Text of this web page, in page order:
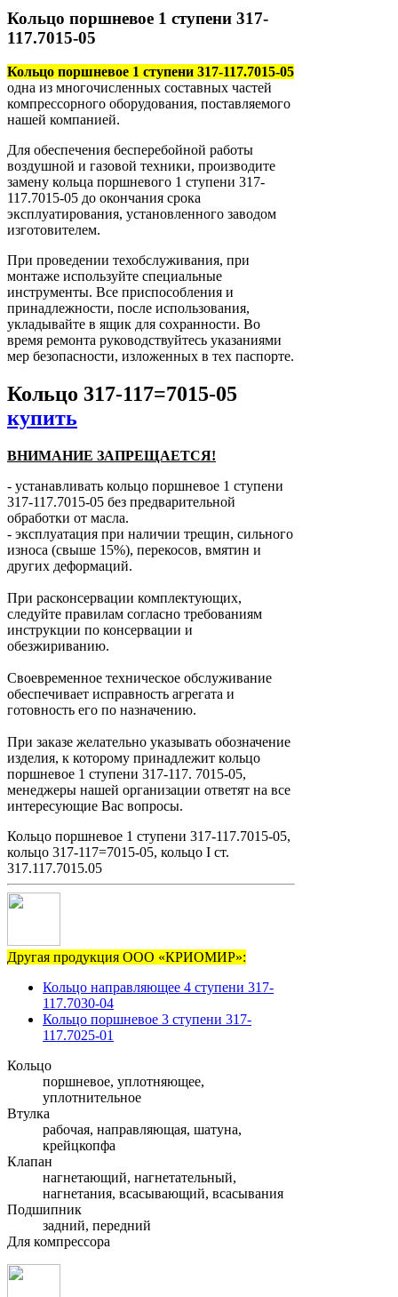
Кольцо поршневое 1 ступени 317-
117.7015-05
Кольцо поршневое 1 ступени 317-117.7015-05
одна из многочисленных составных частей
компрессорного оборудования, поставляемого
нашей компанией.
Для обеспечения бесперебойной работы
воздушной и газовой техники, производите
замену кольца поршневого 1 ступени 317-
117.7015-05 до окончания срока
эксплуатирования, установленного заводом
изготовителем.
При проведении техобслуживания, при
монтаже используйте специальные
инструменты. Все приспособления и
принадлежности, после использования,
укладывайте в ящик для сохранности. Во
время ремонта руководствуйтесь указаниями
мер безопасности, изложенных в тех паспорте.
Кольцо 317-117=7015-05
купить
ВНИМАНИЕ ЗАПРЕЩАЕТСЯ!
- устанавливать кольцо поршневое 1 ступени
317-117.7015-05 без предварительной
обработки от масла.
- эксплуатация при наличии трещин, сильного
износа (свыше 15%), перекосов, вмятин и
других деформаций.
При расконсервации комплектующих,
следуйте правилам согласно требованиям
инструкции по консервации и
обезжириванию.
Своевременное техническое обслуживание
обеспечивает исправность агрегата и
готовность его по назначению.
При заказе желательно указывать обозначение
изделия, к которому принадлежит кольцо
поршневое 1 ступени 317-117. 7015-05,
менеджеры нашей организации ответят на все
интересующие Вас вопросы.
Кольцо поршневое 1 ступени 317-117.7015-05,
кольцо 317-117=7015-05, кольцо I ст.
317.117.7015.05
Другая продукция ООО «КРИОМИР»:
Кольцо направляющее 4 ступени 317-
117.7030-04
Кольцо поршневое 3 ступени 317-
117.7025-01
Кольцо
поршневое, уплотняющее,
уплотнительное
Втулка
рабочая, направляющая, шатуна,
крейцкопфа
Клапан
нагнетающий, нагнетательный,
нагнетания, всасывающий, всасывания
Подшипник
задний, передний
Для компрессора